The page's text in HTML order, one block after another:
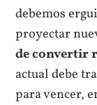
debemos
proyectar
de convertir
actual debe
para vencer,